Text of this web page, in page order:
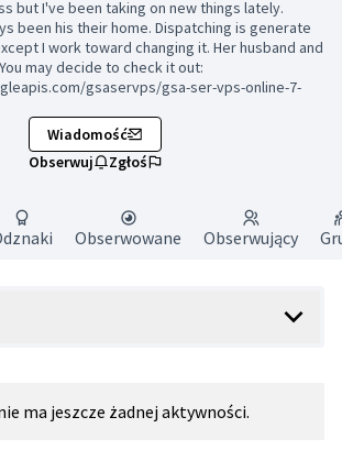
but I've been taking on new things lately.
been his their home. Dispatching is generate
I work toward changing it. Her husband and
may decide to check it out:
gsaservps/gsa-ser-vps-online-7-
Wiadomość
Obserwuj
Zgłoś
Obserwowane Obserwujący
ma jeszcze żadnej aktywności.